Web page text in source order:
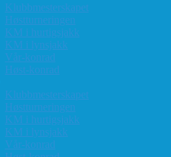
Klubbmesterskapet
Høstturneringen
KM i hurtigsjakk
KM i lynsjakk
Vår-konrad
Høst-konrad
Klubbmesterskapet
Høstturneringen
KM i hurtigsjakk
KM i lynsjakk
Vår-konrad